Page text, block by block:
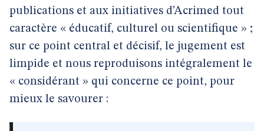
publications et aux initiatives d’Acrimed tout
caractère « éducatif, culturel ou scientifique » ;
sur ce point central et décisif, le jugement est
limpide et nous reproduisons intégralement le
« considérant » qui concerne ce point, pour
mieux le savourer :